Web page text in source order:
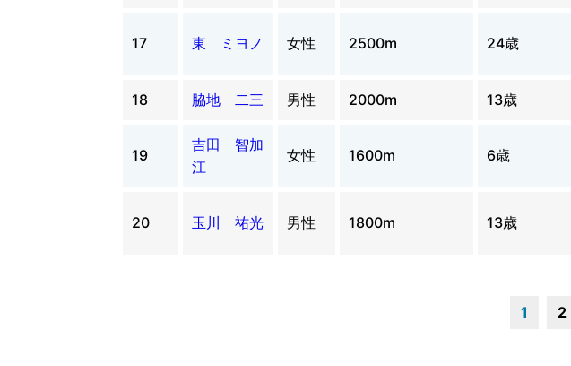
17 東 ミヨノ 女性 2500m 24歳
18 脇地 二三 男性 2000m 13歳
19
吉田 智加
江
女性 1600m 6歳
20 玉川 祐光 男性 1800m 13歳
1 2